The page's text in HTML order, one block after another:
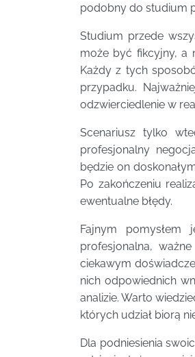
podobny do studium
Studium przede
może być fikcyjny, a
Każdy z tych
przypadku.
odzwierciedlenie w
Scenariusz tylko
profesjonalny
będzie on
Po zakończeniu
ewentualne błędy.
Fajnym
profesjonalna,
ciekawym
nich odpowiednich
analizie. Warto
których udział biorą
Dla podniesienia